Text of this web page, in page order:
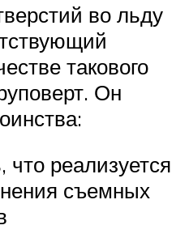
во льду
такового
Он
что реализуется
съемных